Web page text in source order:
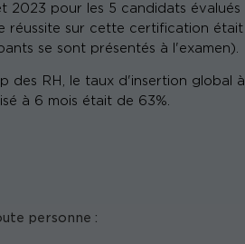
2023 pour les 5 candidats évalués
réussite sur cette certification était
se sont présentés à l'examen).
des RH, le taux d'insertion global à
à 6 mois était de 63%.
personne :